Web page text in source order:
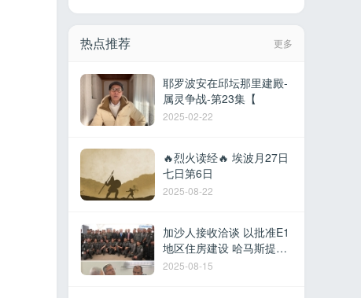
热点推荐 更多
耶罗波安在邱坛那里建殿-
属灵争战-第23集【
2025-02-22
🔥烈火读经🔥 埃波月27日
七日第6日
2025-08-22
加沙人接收洽谈 以批准E1
地区住房建设 哈马斯提议
撤军换取停火 以军在黎建
2025-08-15